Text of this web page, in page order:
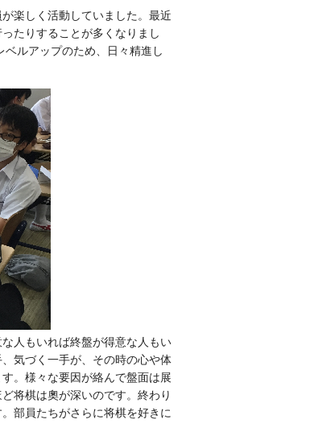
楽しく活動していました。最近
たりすることが多くなりまし
ルアップのため、日々精進し
人もいれば終盤が得意な人もい
気づく一手が、その時の心や体
。様々な要因が絡んで盤面は展
将棋は奧が深いのです。終わり
部員たちがさらに将棋を好きに